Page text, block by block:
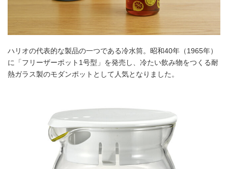
ハリオの代表的な製品の一つである冷水筒。昭和40年（1965年）
に「フリーザーポット1号型」を発売し、冷たい飲み物をつくる耐
熱ガラス製のモダンポットとして人気となりました。